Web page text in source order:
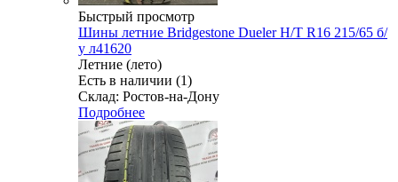
Быстрый просмотр
Шины летние Bridgestone Dueler H/T R16 215/65 б/
у л41620
Летние (лето)
Есть в наличии (1)
Склад: Ростов-на-Дону
Подробнее